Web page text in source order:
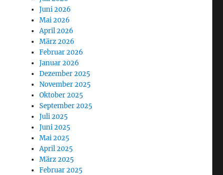
Juni 2026
Mai 2026
April 2026
März 2026
Februar 2026
Januar 2026
Dezember 2025
November 2025
Oktober 2025
September 2025
Juli 2025
Juni 2025
Mai 2025
April 2025
März 2025
Februar 2025